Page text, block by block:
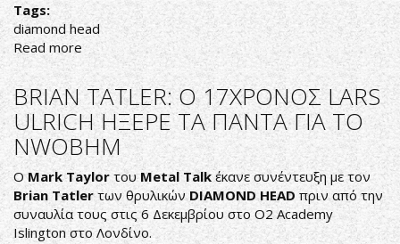
Tags:
diamond head
Read more about
DIAMOND
HEAD:
NEO
ΒΙΝΤΕΟ
ΓΙΑ
ΤΟ
ΚΟΜΜΑΤΙ
"ΤΗΕ
COFFIN
TRAIN"
BRIAN TATLER: O 17ΧΡΟΝΟΣ LARS
ULRICH ΗΞΕΡΕ ΤΑ ΠΑΝΤΑ ΓΙΑ ΤΟ
NWOBHM
ΟMark Taylor τουMetal Talkέκανε συνέντευξη με τον
Brian Tatlerτων θρυλικώνDIAMOND HEAD πριν από την
συναυλία τους στις 6 Δεκεμβρίου στο O2 Academy
Islington στο Λονδίνο.